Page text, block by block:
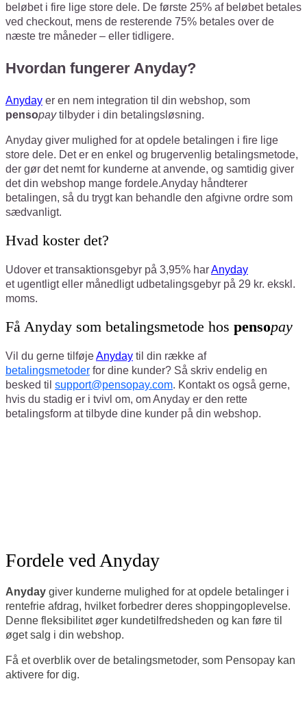
beløbet i fire lige store dele. De første 25% af beløbet betales
ved checkout, mens de resterende 75% betales over de
næste tre måneder – eller tidligere.
Hvordan fungerer Anyday?
Anyday er en nem integration til din webshop, som
pensopaytilbyder i din betalingsløsning.
Anyday giver mulighed for at opdele betalingen i fire lige
store dele. Det er en enkel og brugervenlig betalingsmetode,
der gør det nemt for kunderne at anvende, og samtidig giver
det din webshop mange fordele.Anyday håndterer
betalingen, så du trygt kan behandle den afgivne ordre som
sædvanligt.
Hvad koster det?
Udover et transaktionsgebyr på 3,95% harAnyday
et ugentligt eller månedligt udbetalingsgebyr på 29 kr. ekskl.
moms.
Få Anyday som betalingsmetode hospensopay
Vil du gerne tilføjeAnyday til din række af
betalingsmetoder for dine kunder? Så skriv endelig en
besked til support@pensopay.com. Kontakt os også gerne,
hvis du stadig er i tvivl om, om Anyday er den rette
betalingsform at tilbyde dine kunder på din webshop.
Fordele ved Anyday
Anyday giver kunderne mulighed for at opdele betalinger i
rentefrie afdrag, hvilket forbedrer deres shoppingoplevelse.
Denne fleksibilitet øger kundetilfredsheden og kan føre til
øget salg i din webshop.
Få et overblik over de betalingsmetoder, som Pensopay kan
aktivere for dig.